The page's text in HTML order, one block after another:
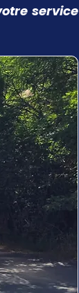
service